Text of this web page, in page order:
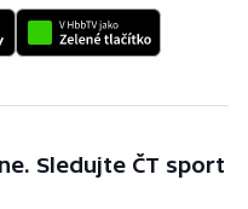
Sledujte ČT sport